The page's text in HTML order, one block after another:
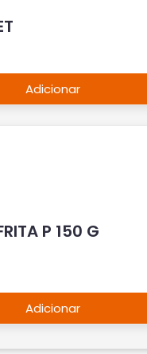
Adicionar
P 150 G
Adicionar